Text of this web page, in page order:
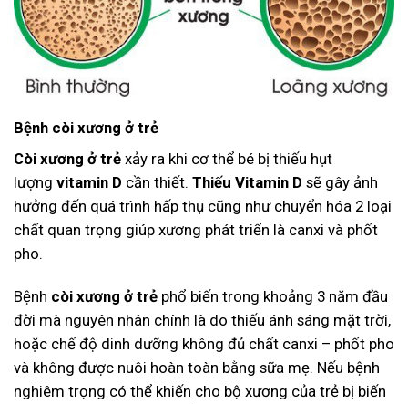
Bệnh còi xương ở trẻ
Còi xương ở trẻ xảy ra khi cơ thể bé bị thiếu hụt
lượng vitamin D cần thiết. Thiếu Vitamin D sẽ gây ảnh
hưởng đến quá trình hấp thụ cũng như chuyển hóa 2 loại
chất quan trọng giúp xương phát triển là canxi và phốt
pho.
Bệnh còi xương ở trẻ phổ biến trong khoảng 3 năm đầu
đời mà nguyên nhân chính là do thiếu ánh sáng mặt trời,
hoặc chế độ dinh dưỡng không đủ chất canxi – phốt pho
và không được nuôi hoàn toàn bằng sữa mẹ. Nếu bệnh
nghiêm trọng có thể khiến cho bộ xương của trẻ bị biến